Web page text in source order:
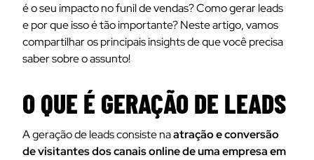
é o seu impacto no funil de vendas? Como gerar leads
e por que isso é tão importante? Neste artigo, vamos
compartilhar os principais insights de que você precisa
saber sobre o assunto!
O QUE É GERAÇÃO DE LEADS
A geração de leads consiste naatração e conversão
de visitantes dos canais online de uma empresa em